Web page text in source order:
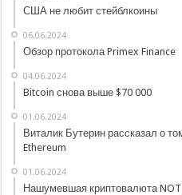
США не любит стейблкоины
06.06.2024
Обзор протокола Primex Finance
04.06.2024
Bitcoin снова выше $70 000
01.06.2024
Виталик Бутерин рассказал о
Ethereum
01.06.2024
Нашумевшая криптовалюта NOT